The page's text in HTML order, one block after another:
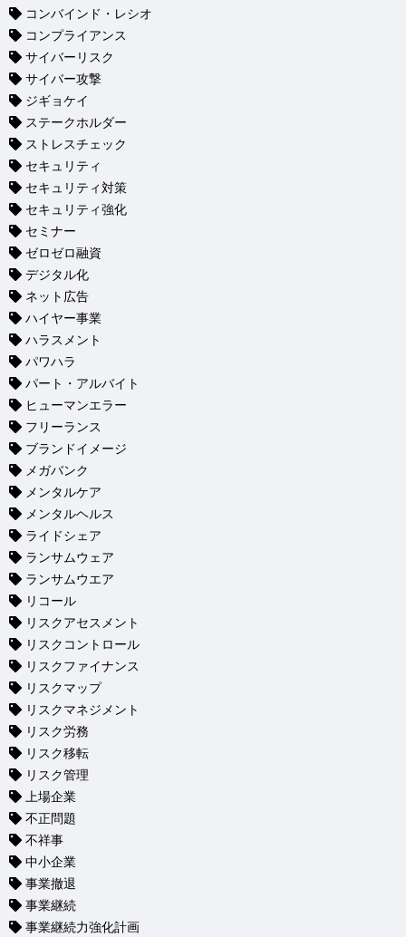
コンバインド・レシオ
コンプライアンス
サイバーリスク
サイバー攻撃
ジギョケイ
ステークホルダー
ストレスチェック
セキュリティ
セキュリティ対策
セキュリティ強化
セミナー
ゼロゼロ融資
デジタル化
ネット広告
ハイヤー事業
ハラスメント
パワハラ
パート・アルバイト
ヒューマンエラー
フリーランス
ブランドイメージ
メガバンク
メンタルケア
メンタルヘルス
ライドシェア
ランサムウェア
ランサムウエア
リコール
リスクアセスメント
リスクコントロール
リスクファイナンス
リスクマップ
リスクマネジメント
リスク労務
リスク移転
リスク管理
上場企業
不正問題
不祥事
中小企業
事業撤退
事業継続
事業継続力強化計画